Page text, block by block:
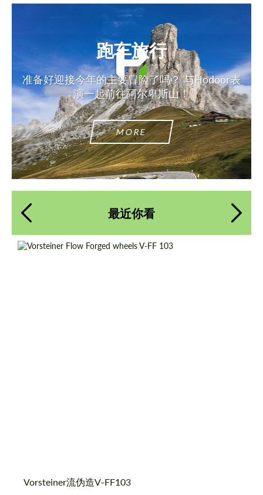
跑车旅行
准备好迎接今年的主要冒险了吗？ 与Hodoor表
演一起前往阿尔卑斯山！
MORE
最近你看
Vorsteiner流伪造V-FF103
Please use this form to fill in some basic
information for your price request. We will
Please use this form to fill in some basic
information for your price request. We will